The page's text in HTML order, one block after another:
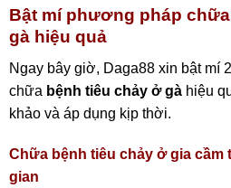
Bật mí phương pháp
gà hiệu quả
Ngay bây giờ, Daga88 xin bật mí
chữa bệnh tiêu chảy ở gà hiệu
khảo và áp dụng kịp thời.
Chữa bệnh tiêu chảy ở gia
gian